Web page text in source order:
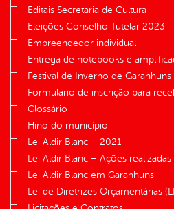
Editais Secretaria de Cultura
Eleições Conselho Tutelar 2023
Empreendedor individual
Entrega de notebooks e
Festival de Inverno de Garanhuns
Formulário de inscrição para
Glossário
Hino do município
Lei Aldir Blanc – 2021
Lei Aldir Blanc – Ações realizadas
Lei Aldir Blanc em Garanhuns
Lei de Diretrizes Orçamentárias